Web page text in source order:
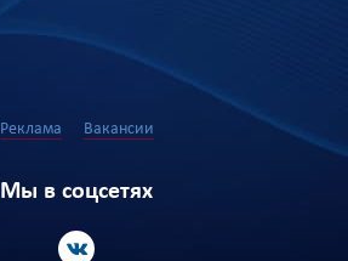
Реклама Вакансии
Мы в соцсетях